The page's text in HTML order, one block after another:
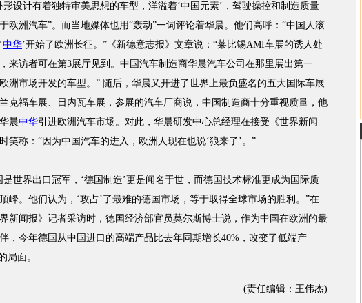
形设计有着独特审美思想的车型，洋溢着‘中国元素’，驾驶操控和制造质量
欧洲汽车”。而当地媒体也用“轰动”一词评论着华晨。他们高呼：“中国人滚
中华’开始了欧洲长征。”《新德意志报》文章说：“莱比锡AMI车展的诱人处
来访者可在第3展厅见到。中国汽车制造商华晨汽车公司在那里展出第一
洲市场开发的车型。” 随后，华晨又开进了世界上最负盛名的五大国际车展
克福车展、日内瓦车展，参展的汽车厂商说，中国制造商十分重视质量，他
晨中华引进欧洲汽车市场。对此，华晨研发中心总经理在接受《世界新闻
笑称：“因为中国汽车的进入，欧洲人现在也说‘狼来了’。”
界出口冠军，‘德国制造’更是闻名于世，而德国技术标准更成为国际质
峰。他们认为，‘攻占’了最难的德国市场，等于取得全球市场的胜利。”在
新闻报》记者采访时，德国经济部官员莫尔斯博士说，作为中国在欧洲的最
，今年德国从中国进口的高端产品比去年同期增长40%，改变了低端产
的局面。
(责任编辑：王伟杰)